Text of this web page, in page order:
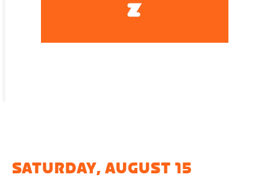
SATURDAY, AUGUST 15